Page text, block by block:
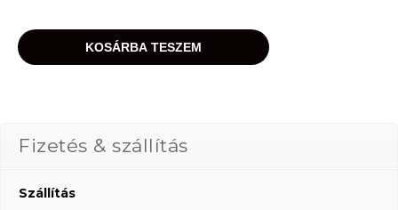
KOSÁRBA TESZEM
Fizetés & szállítás
Szállítás